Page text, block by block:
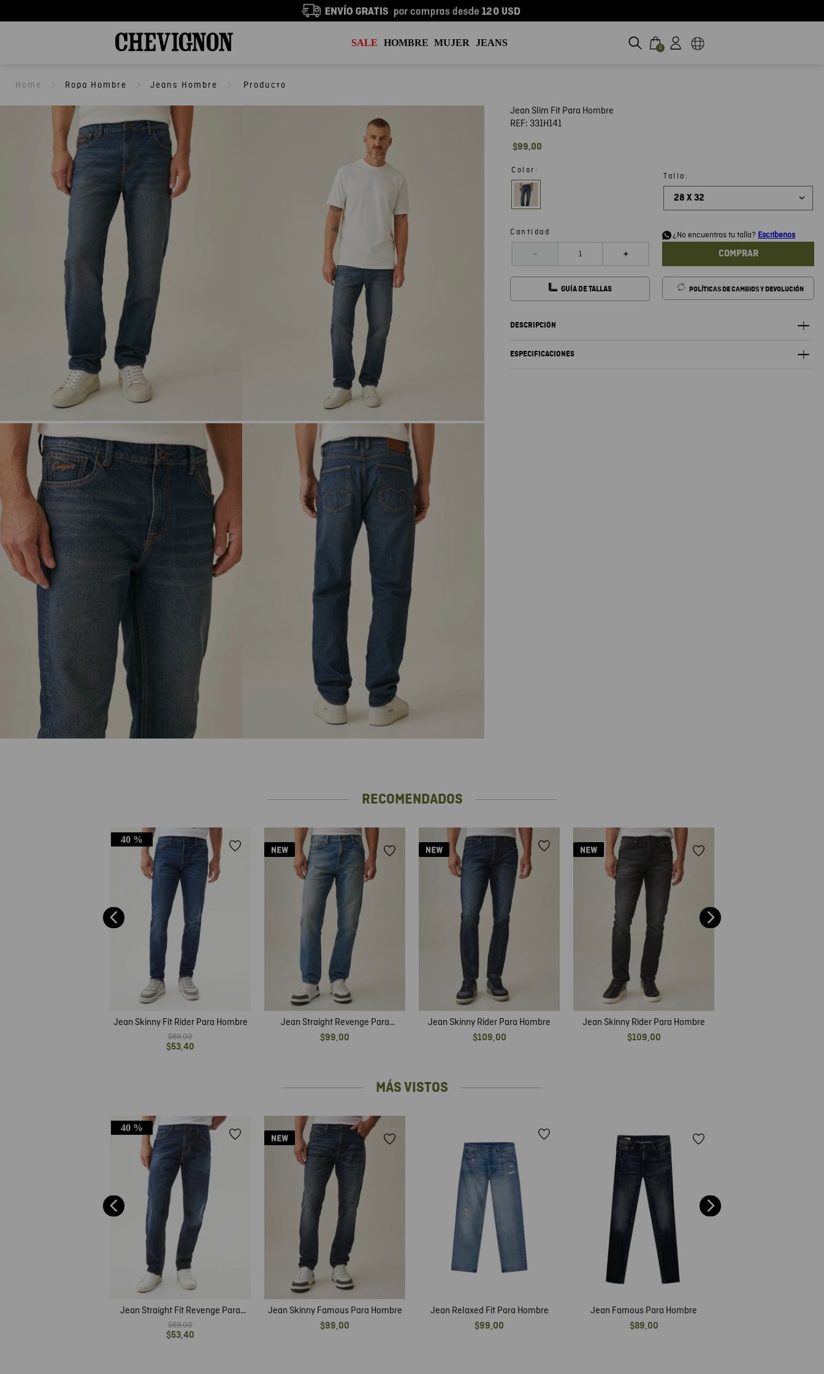
SALE HOMBRE MUJER JEANS 0
Ropa Hombre Jeans Hombre
Jean Slim Fit Para Hombre
REF: 331H141
$99,00
Color :
Talla :
28 X 32
¿No encuentras tu talla? Escribenos
Cantidad
＋
－ COMPRAR
GUÍA DE TALLAS POLÍTICAS DE CAMBIOS Y DEVOLUCIÓN
DESCRIPCIÓN
ESPECIFICACIONES
RECOMENDADOS
40 %
Jean Skinny Fit Rider Para Hombre
$89,00
$53,40
Jean Straight Revenge Para
Hombre
$99,00
Jean Skinny Rider Para Hombre
$109,00
Jean Skinny Rider Para Hombre
$109,00
MÁS VISTOS
40 %
Jean Straight Fit Revenge Para
Hombre
$89,00
$53,40
Jean Skinny Famous Para Hombre
$99,00
Jean Relaxed Fit Para Hombre
$99,00
Jean Famous Para Hombre
$89,00